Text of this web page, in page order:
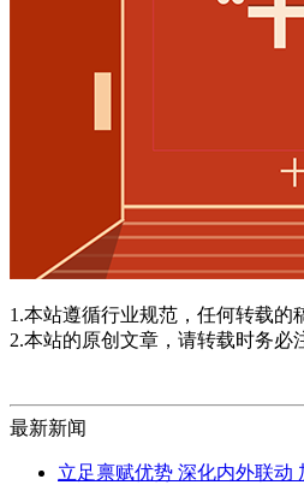
1.本站遵循行业规范，任何转载的
2.本站的原创文章，请转载时务必
最新新闻
立足禀赋优势 深化内外联动